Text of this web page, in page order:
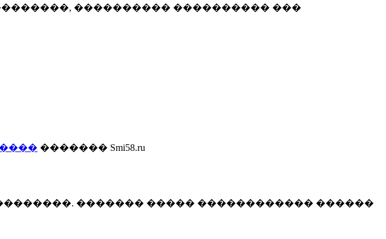
���������� ���������� ���
������� Smi58.ru
������� ����� ������������ ������